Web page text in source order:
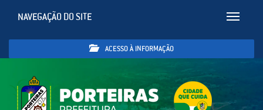
Toggle
NAVEGAÇÃO DO SITE
ACESSO À INFORMAÇÃO